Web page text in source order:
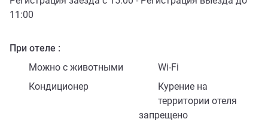
11:00
При отеле
Можно с животными
Wi-Fi
Кондиционер
Курение на
территории отеля
запрещено